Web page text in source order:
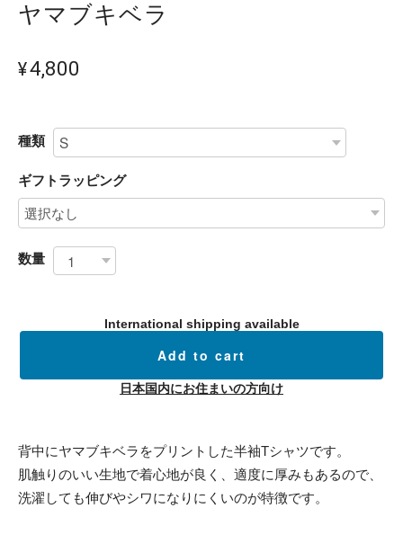
ヤマブキベラ
¥4,800
種類
ギフトラッピング
数量
International shipping available
Add to cart
日本国内にお住まいの方向け
背中にヤマブキベラをプリントした半袖Tシャツです。
肌触りのいい生地で着心地が良く、適度に厚みもあるので、
洗濯しても伸びやシワになりにくいのが特徴です。